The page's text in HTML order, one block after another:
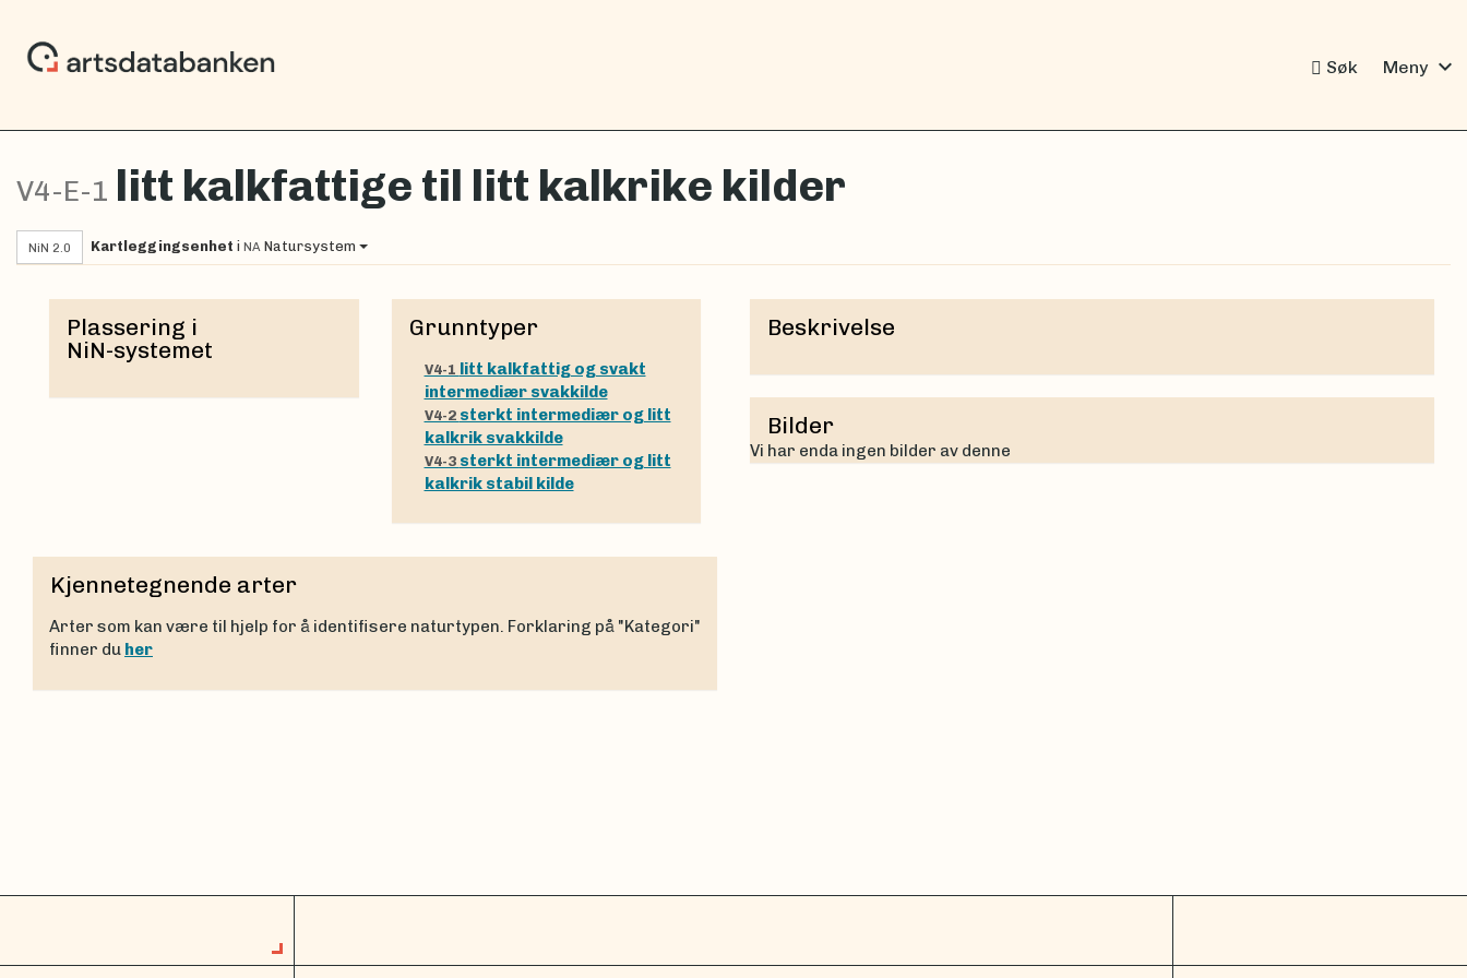
Søk Meny expand_more
V4-E-1 litt kalkfattige til litt kalkrike kilder
NiN 2.0 Kartleggingsenhet i NA Natursystem
Plassering i
NiN-systemet
Grunntyper
V4-1 litt kalkfattig og svakt
intermediær svakkilde
V4-2 sterkt intermediær og litt
kalkrik svakkilde
V4-3 sterkt intermediær og litt
kalkrik stabil kilde
Kjennetegnende arter
Arter som kan være til hjelp for å identifisere naturtypen. Forklaring på "Kategori"
finner du her
Beskrivelse
Bilder
Vi har enda ingen bilder av denne